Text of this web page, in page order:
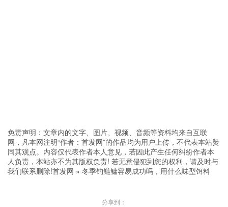
免责声明：文章内的文字、图片、视频、音频等资料均来自互联
网，凡本网注明“作者：首发网”的作品均为用户上传，不代表本站赞
同其观点。内容仅代表作者本人意见，若因此产生任何纠纷作者本
人负责，本站亦不为其版权负责! 若无意侵犯到您的权利，请及时与
我们联系删除!首发网 » 冬季钓鲢鳙容易成功吗，用什么味型饵料
分享到：